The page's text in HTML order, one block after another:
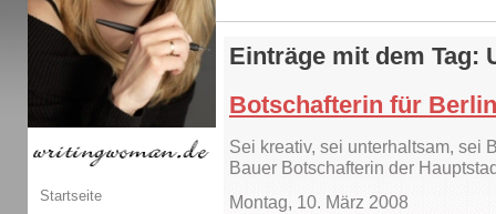
Einträge mit dem Tag:
Botschafterin für Berlin
Sei kreativ, sei unterhaltsam, sei
Bauer Botschafterin der
Montag, 10. März 2008
Startseite